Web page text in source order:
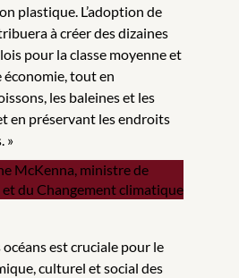
plastique. L’adoption de
à créer des dizaines
pour la classe moyenne et
tout en
les baleines et les
en préservant les endroits
»
McKenna, ministre de
et du Changement climatique
océans est cruciale pour le
culturel et social des